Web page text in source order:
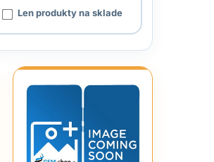
Len produkty na sklade